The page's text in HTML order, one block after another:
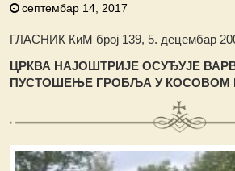
септембар 14, 2017
ГЛАСНИК КиМ број 139, 5. децембар
ЦРКВА НАЈОШТРИЈЕ ОСУЂУЈЕ
ПУСТОШЕЊЕ ГРОБЉА У КОСОВОМ